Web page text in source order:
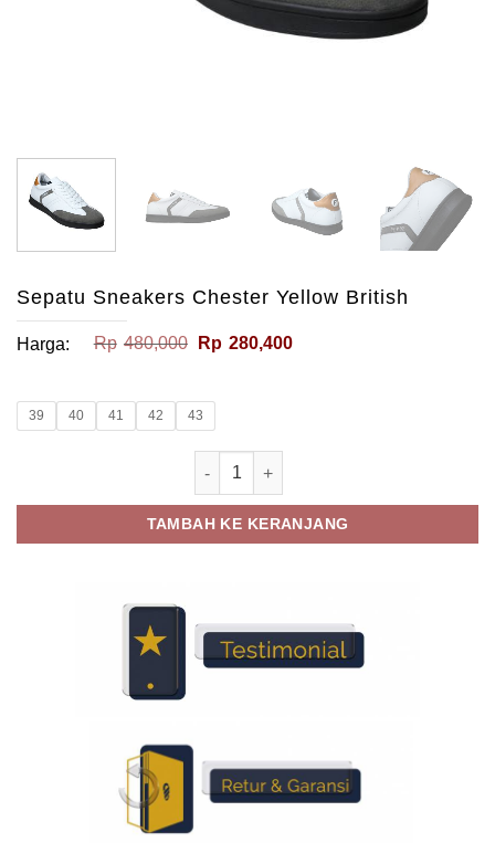
Sepatu Sneakers Chester Yellow British
Harga: Rp 480,000 Harga
Rp 280,400Harga
39 40 41 42 43
Kuantitas Sepatu Sneakers Chester
TAMBAH KE KERANJANG